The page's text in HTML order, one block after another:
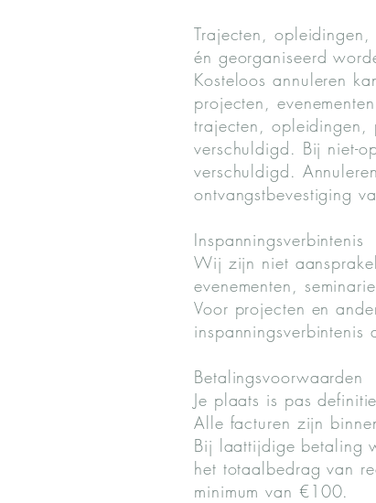
Trajecten,
én georganiseerd
Kosteloos annuleren
projecten,
trajecten, opleidingen,
verschuldigd. Bij niet-
verschuldigd.
ontvangstbevestiging
Inspanningsverbintenis
Wij zijn niet
evenementen,
Voor projecten en
inspanningsverbintenis
Betalingsvoorwaarden
Je plaats is pas
Alle facturen zijn
Bij laattijdige betaling
het totaalbedrag van
minimum van €100.